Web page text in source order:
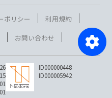
ポリシー
利用規約
お問い合わせ
ID000000448
ID000005942